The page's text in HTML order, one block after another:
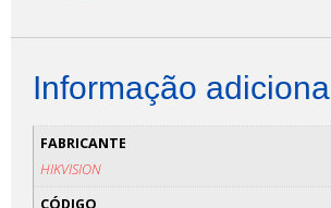
Informação adicional
FABRICANTE
HIKVISION
CÓDIGO